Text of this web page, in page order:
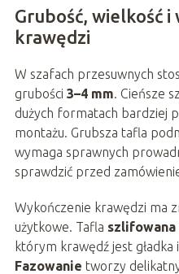
Grubość, wielkość i
krawędzi
W szafach przesuwnych
grubości 3–4 mm. Cieńsze
dużych formatach bardziej
montażu. Grubsza tafla
wymaga sprawnych
sprawdzić przed
Wykończenie krawędzi ma
użytkowe. Tafla szlifowana
którym krawędź jest
Fazowanie tworzy